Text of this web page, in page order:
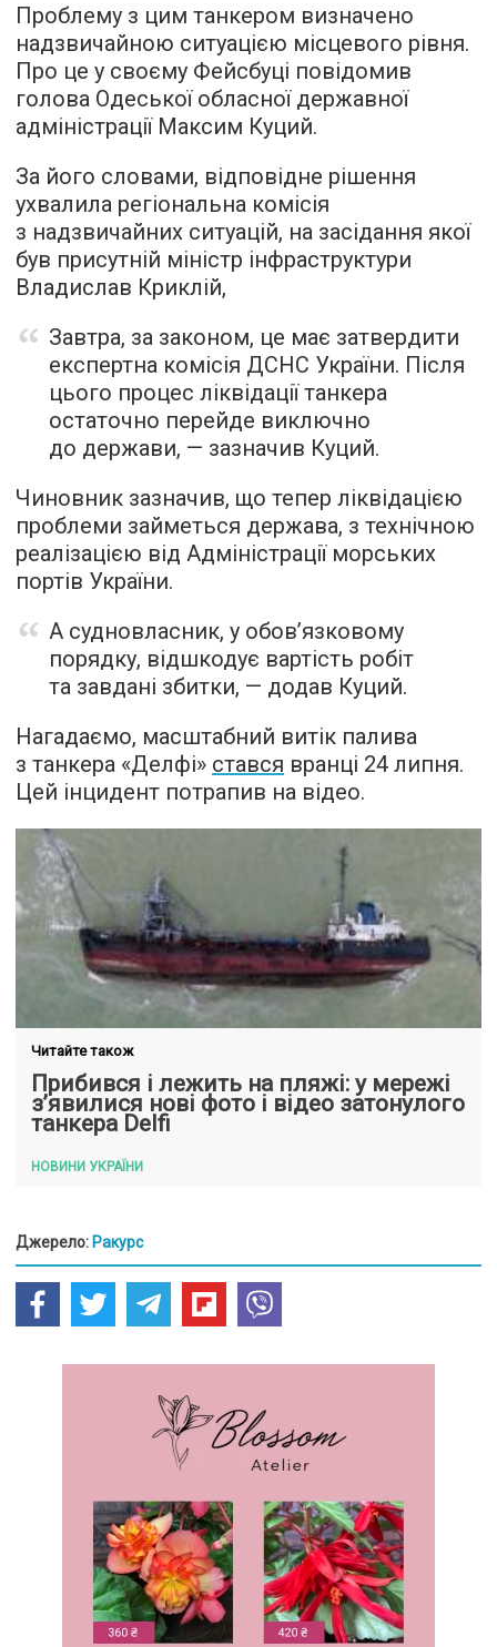
Проблему з цим танкером визначено
надзвичайною ситуацією місцевого рівня.
Про це у своєму Фейсбуці повідомив
голова Одеської обласної державної
адміністрації Максим Куций.
За його словами, відповідне рішення
ухвалила регіональна комісія
з надзвичайних ситуацій, на засідання якої
був присутній міністр інфраструктури
Владислав Криклій,
Завтра, за законом, це має затвердити
експертна комісія ДСНС України. Після
цього процес ліквідації танкера
остаточно перейде виключно
до держави, — зазначив Куций.
Чиновник зазначив, що тепер ліквідацією
проблеми займеться держава, з технічною
реалізацією від Адміністрації морських
портів України.
А судновласник, у обов’язковому
порядку, відшкодує вартість робіт
та завдані збитки, — додав Куций.
Нагадаємо, масштабний витік палива
з танкера «Делфі» стався вранці 24 липня.
Цей інцидент потрапив на відео.
Читайте також
Прибився і лежить на пляжі: у мережі
з’явилися нові фото і відео затонулого
танкера Delfi
НОВИНИ УКРАЇНИ
Джерело: Ракурс